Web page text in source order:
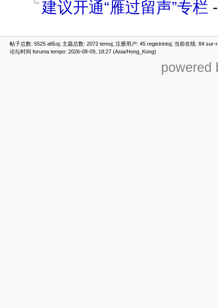
建议开通“雁过留声”专栏
帖子总数: 5525 afiŝoj; 主题总数: 2072 temoj; 注册用户: 45 registrintoj; 当前在线: 84
论坛时间 foruma tempo: 2026-08-09, 18:27 (Asia/Hong_Kong)
powered